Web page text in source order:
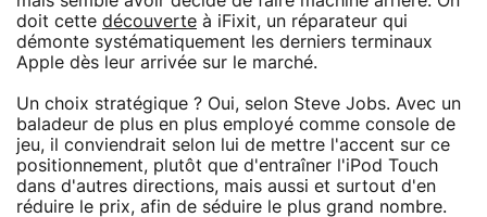
doit cette découverte à iFixit, un réparateur qui
démonte systématiquement les derniers terminaux
Apple dès leur arrivée sur le marché.
Un choix stratégique ? Oui, selon Steve Jobs. Avec un
baladeur de plus en plus employé comme console de
jeu, il conviendrait selon lui de mettre l'accent sur ce
positionnement, plutôt que d'entraîner l'iPod Touch
dans d'autres directions, mais aussi et surtout d'en
réduire le prix, afin de séduire le plus grand nombre.